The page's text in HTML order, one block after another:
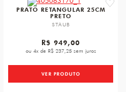
PANELAS
TALHERES
PRATO RETANGULAR 25CM
PRETO
STAUB
R$ 949,00
ou 4x de R$ 237,25 sem juros
VER PRODUTO